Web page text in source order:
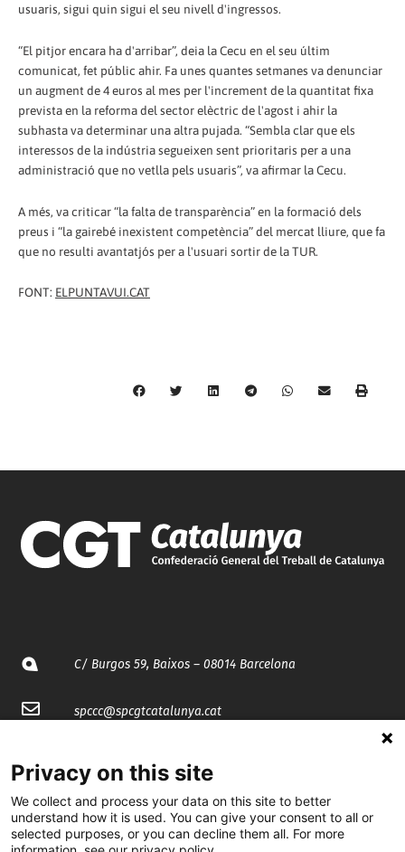
usuaris, sigui quin sigui el seu nivell d'ingressos.
“El pitjor encara ha d'arribar”, deia la Cecu en el seu últim
comunicat, fet públic ahir. Fa unes quantes setmanes va denunciar
un augment de 4 euros al mes per l'increment de la quantitat fixa
prevista en la reforma del sector elèctric de l'agost i ahir la
subhasta va determinar una altra pujada. “Sembla clar que els
interessos de la indústria segueixen sent prioritaris per a una
administració que no vetlla pels usuaris”, va afirmar la Cecu.
A més, va criticar “la falta de transparència” en la formació dels
preus i “la gairebé inexistent competència” del mercat lliure, que fa
que no resulti avantatjós per a l'usuari sortir de la TUR.
FONT: ELPUNTAVUI.CAT
C/ Burgos 59, Baixos – 08014 Barcelona
spccc@spcgtcatalunya.cat
@CGTCatalunya
cgtcatalunya
Privacy on this site
We collect and process your data on this site to better
understand how it is used. You can give your consent to all or
selected purposes, or you can decline them all. For more